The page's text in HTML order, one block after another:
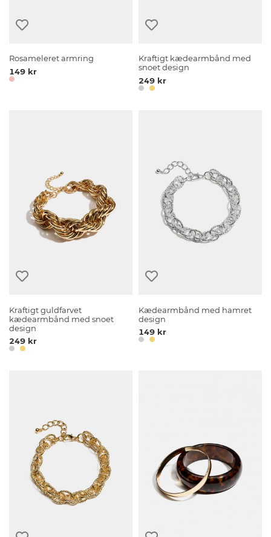
Rosameleret armring
149 kr
Kraftigt kædearmbånd med
snoet design
249 kr
Kraftigt guldfarvet
kædearmbånd med snoet
design
249 kr
Kædearmbånd med hamret
design
149 kr